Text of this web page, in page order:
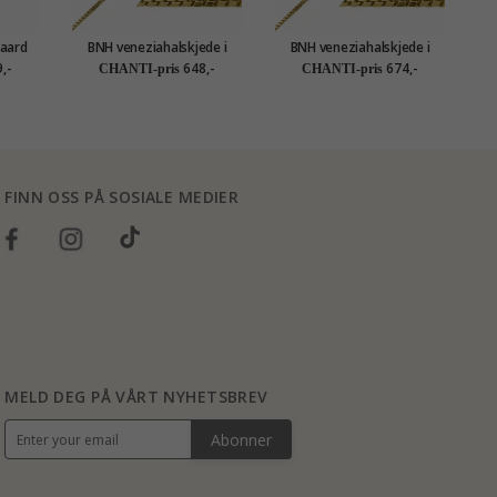
i
BNH veneziahalskjede i
forgylt sølv 45 cm x 1,0 mm
CHANTI-pris 648,-
BNH veneziahalskjede i
forgylt sølv 50 cm x 1,0 mm
CHANTI-pris 674,-
FINN OSS PÅ SOSIALE MEDIER
MELD DEG PÅ VÅRT NYHETSBREV
Abonner